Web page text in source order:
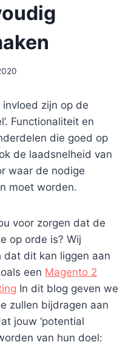
zijn op de
Functionaliteit en
die goed op
de laadsnelheid van
waar de nodige
moet worden.
voor zorgen dat de
op orde is? Wij
dat dit kan liggen aan
een Magento 2
In dit blog geven we
zullen bijdragen aan
jouw ‘potential
van hun doel: